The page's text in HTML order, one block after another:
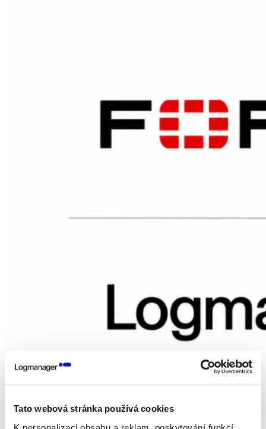
Tato webová stránka používá cookies